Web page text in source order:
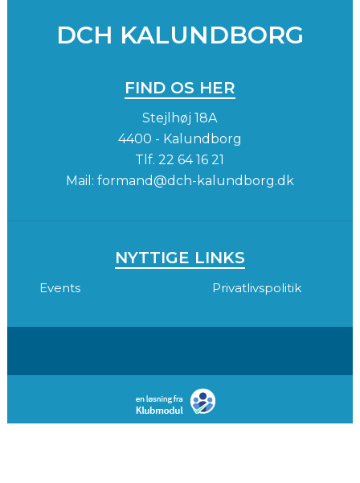
INSTAGRAM
DCH KALUNDBORG
FIND OS HER
Stejlhøj 18A
4400 - Kalundborg
Tlf.22 64 16 21
Mail: formand@dch-kalundborg.dk
NYTTIGE LINKS
Events Privatlivspolitik